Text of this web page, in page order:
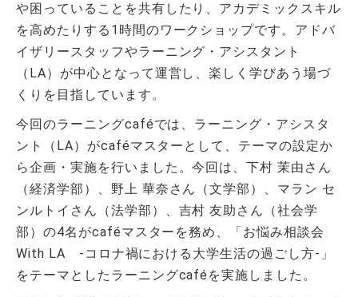
や困っていることを共有したり、アカデミックスキル
を高めたりする1時間のワークショップです。アドバ
イザリースタッフやラーニング・アシスタント
（LA）が中心となって運営し、楽しく学びあう場づ
くりを目指しています。
今回のラーニングcaféでは、ラーニング・アシスタ
ント（LA）がcaféマスターとして、テーマの設定か
ら企画・実施を行いました。今回は、下村 茉由さん
（経済学部）、野上 華奈さん（文学部）、マラン セ
ンルトイさん（法学部）、吉村 友助さん（社会学
部）の4名がcaféマスターを務め、「お悩み相談会
With LA -コロナ禍における大学生活の過ごし方-」
をテーマとしたラーニングcaféを実施しました。